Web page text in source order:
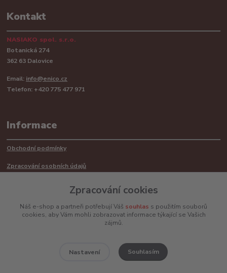
Kontakt
NASIAKO spol. s.r.o.
Botanická 274
362 63 Dalovice
Email: info@enico.cz
Telefon: +420 775 477 971
Informace
Obchodní podmínky
Zpracování osobních údajů
Mimosoudní řešení sporů ADR
Zpracování cookies
Náš e-shop a partneři potřebují Váš souhlas s použitím souborů
cookies, aby Vám mohli zobrazovat informace týkající se Vašich
zájmů.
Nastavení Souhlasím